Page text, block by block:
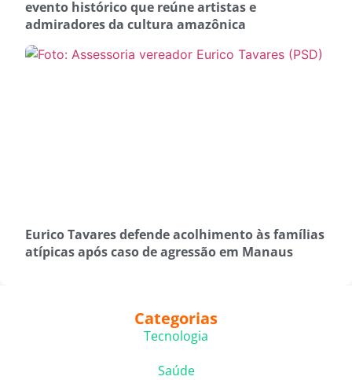
evento histórico que reúne artistas e
admiradores da cultura amazônica
Eurico Tavares defende acolhimento às famílias
atípicas após caso de agressão em Manaus
Categorias
Tecnologia
Saúde